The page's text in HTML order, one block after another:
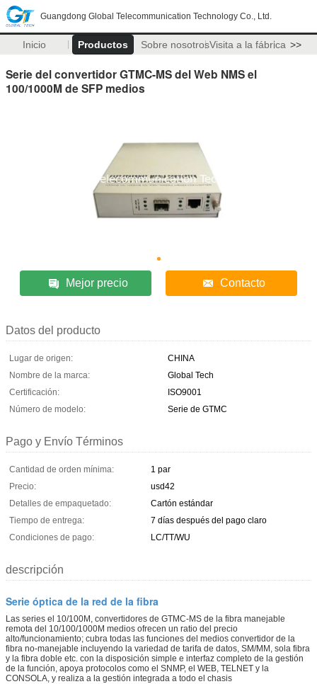
Guangdong Global Telecommunication Technology Co., Ltd.
Inicio Productos Sobre nosotrosVisita a la fábrica >>
Serie del convertidor GTMC-MS del Web NMS el
100/1000M de SFP medios
Mejor precio Contacto
Datos del producto
Lugar de origen:
CHINA
Nombre de la marca:
Global Tech
Certificación:
ISO9001
Número de modelo:
Serie de GTMC
Pago y Envío Términos
Cantidad de orden mínima:
1 par
Precio:
usd42
Detalles de empaquetado:
Cartón estándar
Tiempo de entrega:
7 días después del pago claro
Condiciones de pago:
LC/TT/WU
descripción
Serie óptica de la red de la fibra
Las series el 10/100M, convertidores de GTMC-MS de la fibra manejable
remota del 10/100/1000M medios ofrecen un ratio del precio
alto/funcionamiento; cubra todas las funciones del medios convertidor de la
fibra no-manejable incluyendo la variedad de tarifa de datos, SM/MM, sola fibra
y la fibra doble etc. con la disposición simple e interfaz completo de la gestión
de la función, apoya protocolos como el SNMP, el WEB, TELNET y la
CONSOLA, y realiza a la gestión integrada a todo el chasis